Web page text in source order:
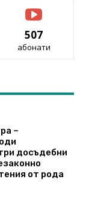
507
абонати
–
досъдебни
от рода